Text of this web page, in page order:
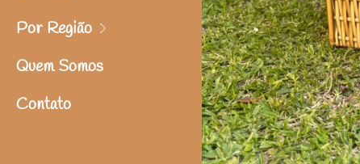
Por Região
Quem Somos
Contato